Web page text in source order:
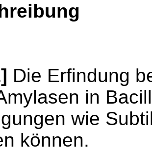
Die Erfindung
in
wie
können.